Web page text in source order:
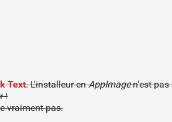
Text. L'installeur enAppImagen'est pas
!
vraiment pas.